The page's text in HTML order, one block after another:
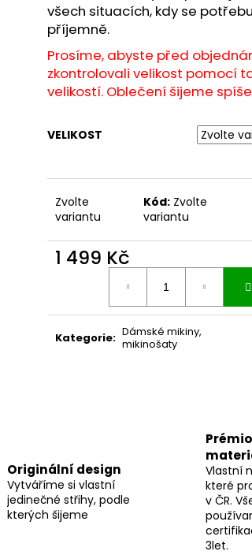
všech situacích, kdy se
příjemně.
Prosíme, abyste před
zkontrolovali velikost pomocí
velikostí. Oblečení šijeme
VELIKOST
Zvolte
variantu
Kód: Zvolte
variantu
1 499 Kč
Kategorie: Dámské mikiny,
mikinošaty
Originální design
Vytváříme si vlastní
jedinečné střihy, podle
kterých šijeme
Vlastní
které
v ČR.
3let.